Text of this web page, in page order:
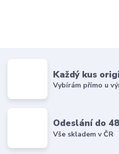
Každý kus
Vybírám přímo u
Odeslání do
Vše skladem v ČR